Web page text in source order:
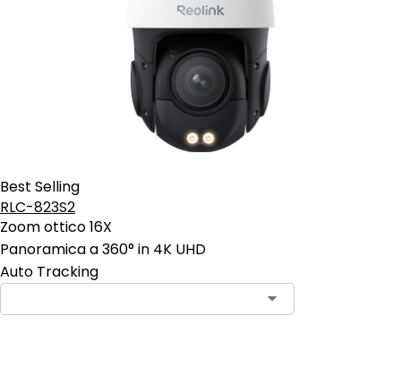
Best Selling
RLC-823S2
Zoom ottico 16X
Panoramica a 360° in 4K UHD
Auto Tracking